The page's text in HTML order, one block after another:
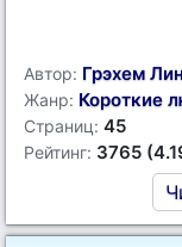
Автор: Грэхем
Жанр: Короткие
Страниц: 45
Рейтинг: 3765